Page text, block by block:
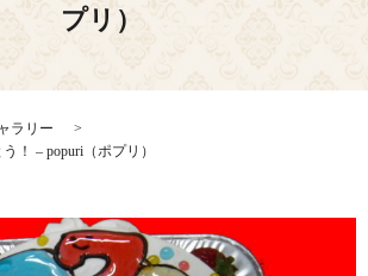
プリ）
ラリー
！ – popuri（ポプリ）